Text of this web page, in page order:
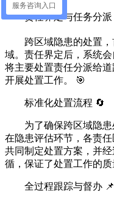
责任界定与任务分
跨区域隐患的处置
域。责任界定后，系统
将主要处置责任分派给
开展处置工作。 🎯
标准化处置流程 🔄
为了确保跨区域隐
在隐患评估环节，各责
共同制定处置方案，并
循，保证了处置工作的
全过程跟踪与督办 📌
服务咨询入口